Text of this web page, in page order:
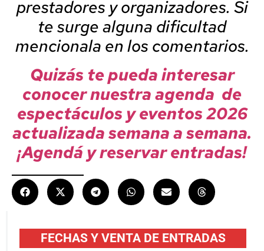
prestadores y organizadores. Si
te surge alguna dificultad
mencionala en los comentarios.
Quizás te pueda interesar
conocer nuestra agenda de
espectáculos y eventos 2026
actualizada semana a semana.
¡Agendá y reservar entradas!
FECHAS Y VENTA DE ENTRADAS